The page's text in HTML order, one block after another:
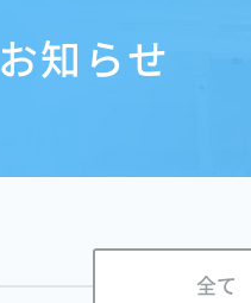
お知らせ
全て